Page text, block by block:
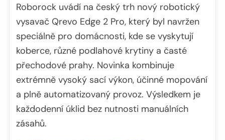
Roborock uvádí na český trh nový robotický
vysavač Qrevo Edge 2 Pro, který byl navržen
speciálně pro domácnosti, kde se vyskytují
koberce, různé podlahové krytiny a časté
přechodové prahy. Novinka kombinuje
extrémně vysoký sací výkon, účinné mopování
a plně automatizovaný provoz. Výsledkem je
každodenní úklid bez nutnosti manuálních
zásahů.